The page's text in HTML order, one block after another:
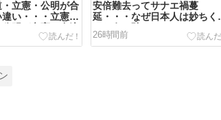
・立憲・公明が合
い・・・立憲執
公明が立憲に合流
」
安倍難去ってサナエ禍蔓
延・・・なぜ日本人は妙ちく
んな女に騙されてしまったの
26時間前